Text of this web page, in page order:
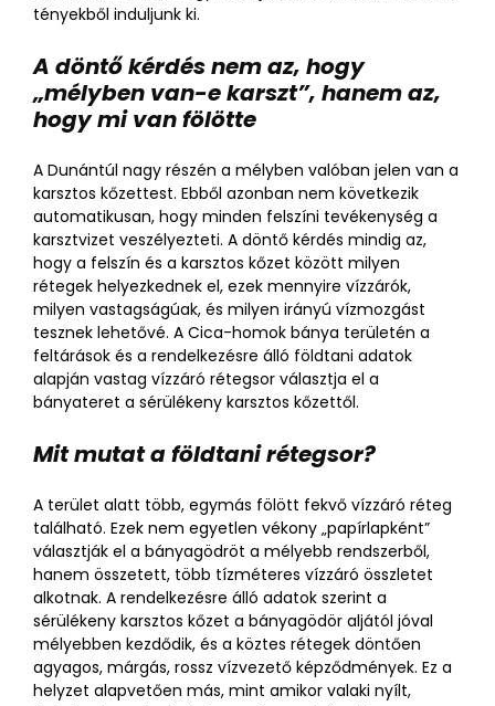
tényekből induljunk ki.
A döntő kérdés nem az, hogy
„mélyben van-e karszt”, hanem az,
hogy mi van fölötte
A Dunántúl nagy részén a mélyben valóban jelen van a
karsztos kőzettest. Ebből azonban nem következik
automatikusan, hogy minden felszíni tevékenység a
karsztvizet veszélyezteti. A döntő kérdés mindig az,
hogy a felszín és a karsztos kőzet között milyen
rétegek helyezkednek el, ezek mennyire vízzárók,
milyen vastagságúak, és milyen irányú vízmozgást
tesznek lehetővé. A Cica-homok bánya területén a
feltárások és a rendelkezésre álló földtani adatok
alapján vastag vízzáró rétegsor választja el a
bányateret a sérülékeny karsztos kőzettől.
Mit mutat a földtani rétegsor?
A terület alatt több, egymás fölött fekvő vízzáró réteg
található. Ezek nem egyetlen vékony „papírlapként”
választják el a bányagödröt a mélyebb rendszerből,
hanem összetett, több tízméteres vízzáró összletet
alkotnak. A rendelkezésre álló adatok szerint a
sérülékeny karsztos kőzet a bányagödör aljától jóval
mélyebben kezdődik, és a köztes rétegek döntően
agyagos, márgás, rossz vízvezető képződmények. Ez a
helyzet alapvetően más, mint amikor valaki nyílt,